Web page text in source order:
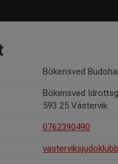
Bökensved
Bökensved
593 25 Västervik
0762390490